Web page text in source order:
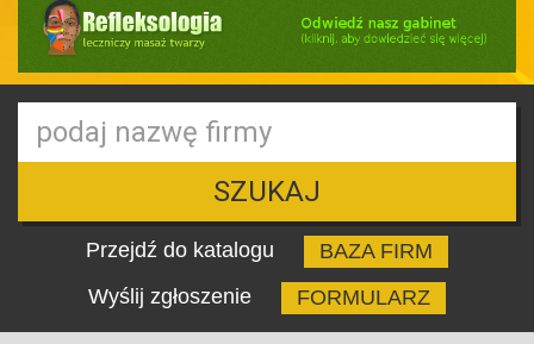
SZUKAJ
Przejdź do katalogu
BAZA FIRM
Wyślij zgłoszenie
FORMULARZ